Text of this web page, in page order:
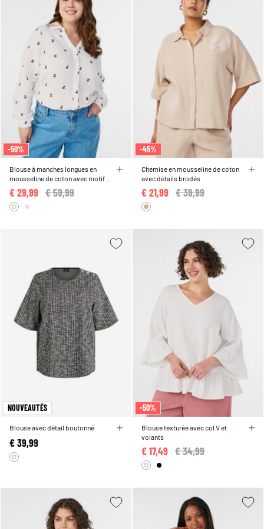
-50%
Blouse à manches longues en
mousseline de coton avec motifs
brodés
Price reduced from
€ 59,99
€ 29,99
-45%
Chemise en mousseline de coton
avec détails brodés
Price reduced from
€ 39,99
€ 21,99
NOUVEAUTÉS
Blouse avec détail boutonné
€ 39,99
-50%
Blouse texturée avec col V et
volants
Price reduced from
€ 34,99
€ 17,49